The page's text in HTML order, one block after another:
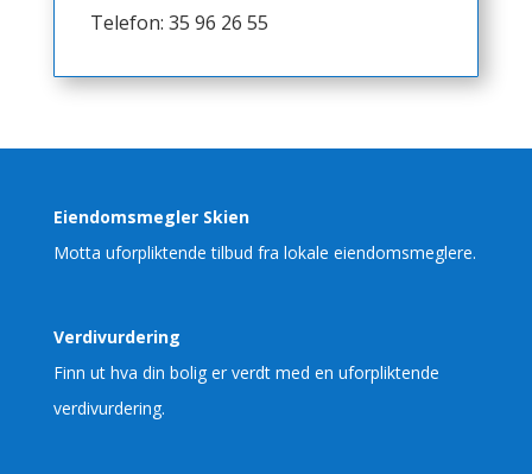
Telefon: 35 96 26 55
Eiendomsmegler Skien
Motta uforpliktende tilbud fra lokale eiendomsmeglere.
Verdivurdering
Finn ut hva din bolig er verdt med en uforpliktende
verdivurdering.